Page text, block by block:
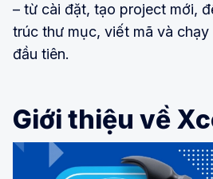
– từ cài đặt, tạo project mới,
trúc thư mục, viết mã và chạy
đầu tiên.
Giới thiệu về